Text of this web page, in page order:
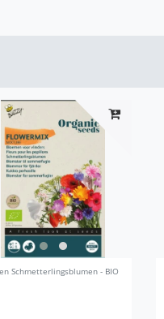
Schmetterlingsblumen - BIO